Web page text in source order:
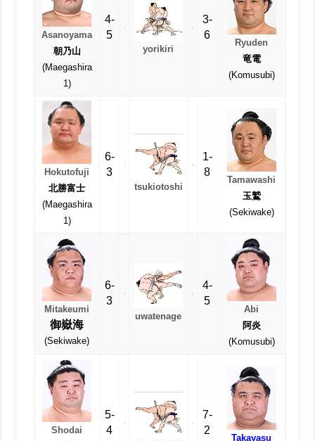
Asanoyama
朝乃山
(Maegashira
1)
4-
5
yorikiri
3-
6
Ryuden
竜電
(Komusubi)
Hokutofuji
北勝富士
(Maegashira
1)
6-
3
tsukiotoshi
1-
8
Tamawashi
玉鷲
(Sekiwake)
Mitakeumi
御嶽海
(Sekiwake)
6-
3
uwatenage
4-
5
Abi
阿炎
(Komusubi)
Shodai
5-
4
7-
2
Takayasu